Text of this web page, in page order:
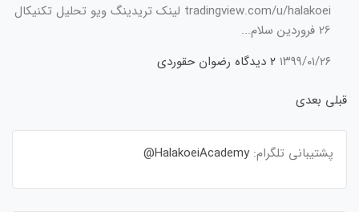
tradingview.com/u/halakoei لینک تریدینگ ویو تحلیل تکنیکال
26 فروردین سلام...
۱۳۹۹/۰۱/۲۶ ۲ دیدگاه
رضوان حقوردی
قبلی بعدی
پشتیبانی تلگرام: HalakoeiAcademy@